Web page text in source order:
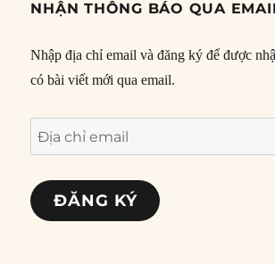
NHẬN THÔNG BÁO QUA
Nhập địa chỉ email và đăng ký để được
có bài viết mới qua email.
Địa
chỉ
email
ĐĂNG KÝ